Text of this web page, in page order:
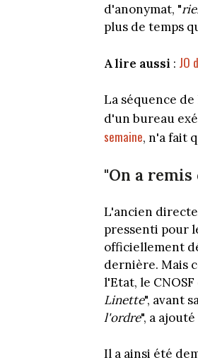
d'anonymat, "
plus de temps
A lire aussi : JO
La séquence
d'un bureau
semaine, n'a fait
"On a
L'ancien
pressenti pour
officiellement
dernière. Mais
l'Etat, le
Linette", avant
l'ordre", a
Il a ainsi été